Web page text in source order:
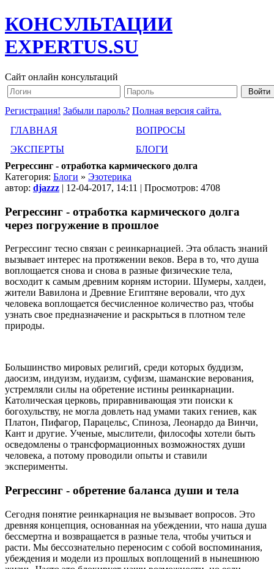
КОНСУЛЬТАЦИИ
EXPERTUS.SU
Сайт онлайн консультаций
Регистрация! Забыли пароль? Полная версия сайта.
ГЛАВНАЯ
ВОПРОСЫ
ЭКСПЕРТЫ
БЛОГИ
Регрессинг - отработка кармического долга
Категория: Блоги » Эзотерика
автор: djazzz | 12-04-2017, 14:11 | Просмотров: 4708
Регрессинг - отработка кармического долга
через погружение в прошлое
Регрессинг тесно связан с реинкарнацией. Эта область знаний
вызывает интерес на протяжении веков. Вера в то, что душа
воплощается снова и снова в разные физические тела,
восходит к самым древним корням истории. Шумеры, халдеи,
жители Вавилона и Древние Египтяне веровали, что дух
человека воплощается бесчисленное количество раз, чтобы
узнать свое предназначение и раскрыться в плотном теле
природы.
Большинство мировых религий, среди которых буддизм,
даосизм, индуизм, иудаизм, суфизм, шаманские верования,
устремляли силы на обретение истины реинкарнации.
Католическая церковь, приравнивающая эти поиски к
богохульству, не могла довлеть над умами таких гениев, как
Платон, Пифагор, Парацельс, Спиноза, Леонардо да Винчи,
Кант и другие. Ученые, мыслители, философы хотели быть
осведомлены о трансформационных возможностях души
человека, а потому проводили опыты и ставили
эксперименты.
Регрессинг - обретение баланса души и тела
Сегодня понятие реинкарнация не вызывает вопросов. Это
древняя концепция, основанная на убеждении, что наша душа
бессмертна и возвращается в разные тела, чтобы учиться и
расти. Мы бессознательно переносим с собой воспоминания,
убеждения и модели из прошлых воплощений в нынешнюю